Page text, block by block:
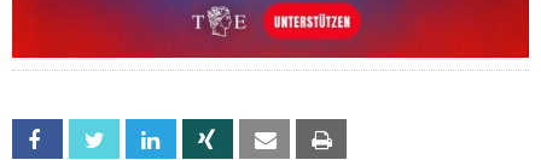
Facebook Twitter Linkedin Xing Email